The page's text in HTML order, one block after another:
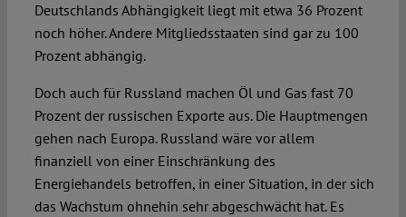
Deutschlands Abhängigkeit liegt mit etwa 36 Prozent
noch höher. Andere Mitgliedsstaaten sind gar zu 100
Prozent abhängig.
Doch auch für Russland machen Öl und Gas fast 70
Prozent der russischen Exporte aus. Die Hauptmengen
gehen nach Europa. Russland wäre vor allem
finanziell von einer Einschränkung des
Energiehandels betroffen, in einer Situation, in der sich
das Wachstum ohnehin sehr abgeschwächt hat. Es